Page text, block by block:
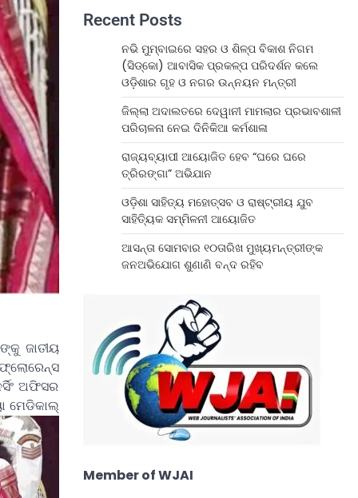
ଜାତୀୟ
ଅଫିସର
ମେଡିକାଲ୍
Recent Posts
ନଭି ମୁମ୍ବାଇରେ ସହର ଓ ଶିଳ୍ପ ବିକାଶ ନିଗମ
(ସିଡ୍‌କୋ) ଆବାସିକ ପ୍ରକଳ୍ପ ପରିଦର୍ଶନ କଲେ
ଓଡ଼ିଶାର ଗୃହ ଓ ନଗର ଉନ୍ନୟନ ମନ୍ତ୍ରୀ
ଜିଲ୍ଲା ଅଦାଲତରେ ଦେୱାନୀ ମାମଲାର ପ୍ରଭାବଶାଳୀ
ପରିଚାଳନା ନେଇ ଦିନିକିଆ କର୍ମଶାଳା
ରାଜ୍ୟବ୍ୟାପୀ ଆୟୋଜିତ ହେବ “ଘରେ ଘରେ
ତ୍ରିରଙ୍ଗା” ଅଭିଯାନ
ଓଡ଼ିଶା ସାହିତ୍ୟ ମହୋତ୍ସବ ଓ ରାଷ୍ଟ୍ରୀୟ ଯୁବ
ସାହିତ୍ୟିକ ସମ୍ମିଳନୀ ଆୟୋଜିତ
ଆସନ୍ତା ସୋମବାର ୧୦ତାରିଖ ମୁଖ୍ୟମନ୍ତ୍ରୀଙ୍କ
ଜନଅଭିଯୋଗ ଶୁଣାଣି ବନ୍ଦ ରହିବ
Member of WJAI